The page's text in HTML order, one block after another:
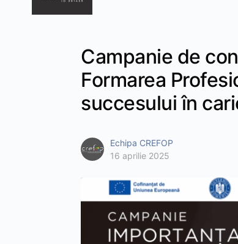
Campanie de
Formarea
succesului în
Echipa CREFOP
16 aprilie 2025